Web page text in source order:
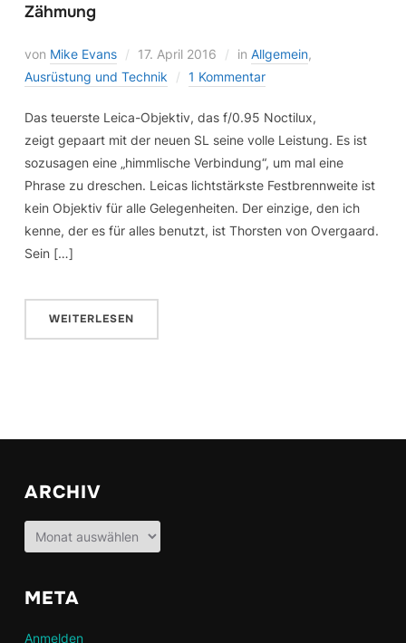
Zähmung
von Mike Evans 17. April 2016 in Allgemein,
Ausrüstung und Technik
1 Kommentar
Das teuerste Leica-Objektiv, das f/0.95 Noctilux,
zeigt gepaart mit der neuen SL seine volle Leistung. Es ist
sozusagen eine „himmlische Verbindung“, um mal eine
Phrase zu dreschen. Leicas lichtstärkste Festbrennweite ist
kein Objektiv für alle Gelegenheiten. Der einzige, den ich
kenne, der es für alles benutzt, ist Thorsten von Overgaard.
Sein […]
WEITERLESEN
ARCHIV
Archiv
META
Anmelden